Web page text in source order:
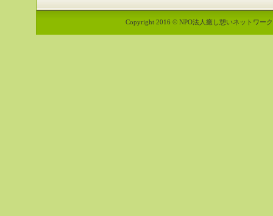
Copyright 2016 © NPO法人癒し憩いネットワー